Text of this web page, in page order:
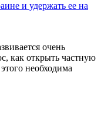
очень
как открыть частную
необходима